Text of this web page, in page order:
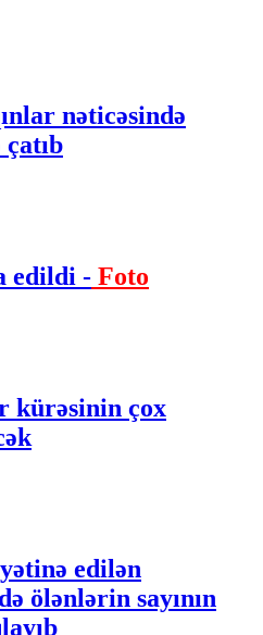
nəticəsində
edildi - Foto
kürəsinin çox
edilən
ölənlərin sayının